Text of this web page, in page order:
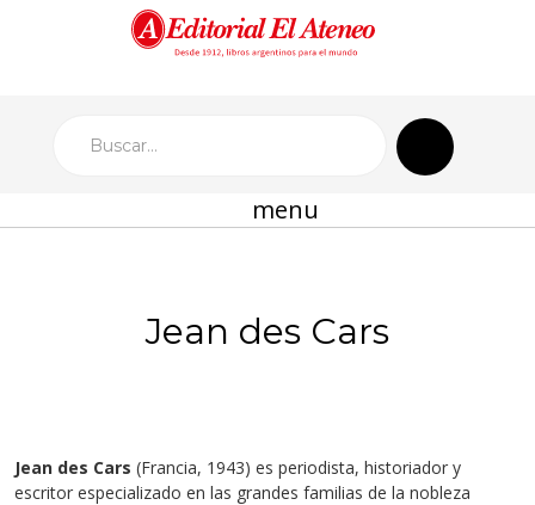
menu
Jean des Cars
Jean des Cars (Francia, 1943) es periodista, historiador y
escritor especializado en las grandes familias de la nobleza